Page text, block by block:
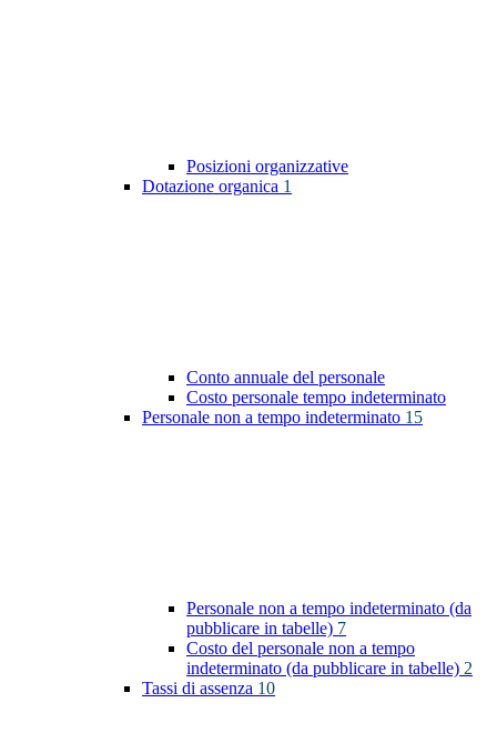
Posizioni organizzative
Dotazione organica 1
Conto annuale del personale
Costo personale tempo indeterminato
Personale non a tempo indeterminato 15
Personale non a tempo indeterminato (da
pubblicare in tabelle) 7
Costo del personale non a tempo
indeterminato (da pubblicare in tabelle) 2
Tassi di assenza 10